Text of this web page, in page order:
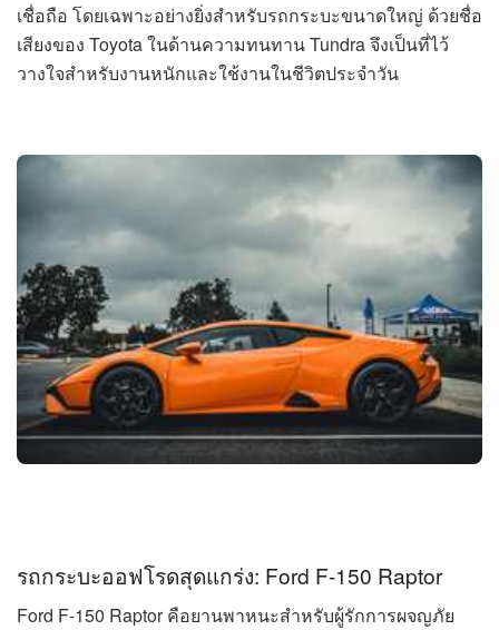
เชื่อถือ โดยเฉพาะอย่างยิ่งสำหรับรถกระบะขนาดใหญ่ ด้วยชื่อ
เสียงของ Toyota ในด้านความทนทาน Tundra จึงเป็นที่ไว้
วางใจสำหรับงานหนักและใช้งานในชีวิตประจำวัน
รถกระบะออฟโรดสุดแกร่ง: Ford F-150 Raptor
Ford F-150 Raptor คือยานพาหนะสำหรับผู้รักการผจญภัย